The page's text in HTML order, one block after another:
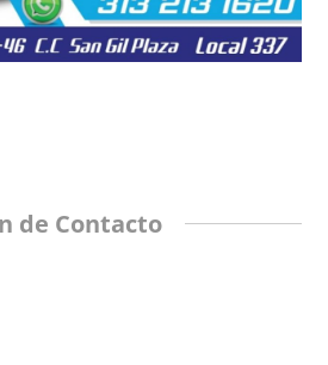
de Contacto